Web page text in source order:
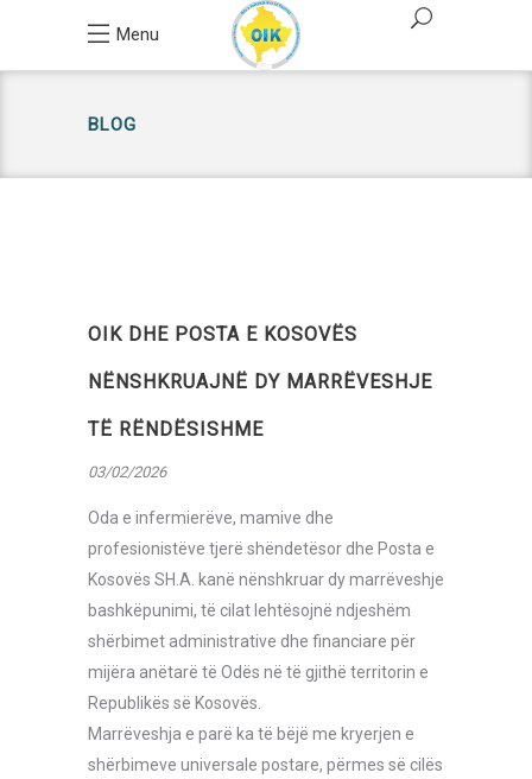
Menu
BLOG
OIK DHE POSTA E KOSOVËS
NËNSHKRUAJNË DY MARRËVESHJE
TË RËNDËSISHME
03/02/2026
Oda e infermierëve, mamive dhe
profesionistëve tjerë shëndetësor dhe Posta e
Kosovës SH.A. kanë nënshkruar dy marrëveshje
bashkëpunimi, të cilat lehtësojnë ndjeshëm
shërbimet administrative dhe financiare për
mijëra anëtarë të Odës në të gjithë territorin e
Republikës së Kosovës.
Marrëveshja e parë ka të bëjë me kryerjen e
shërbimeve universale postare, përmes së cilës